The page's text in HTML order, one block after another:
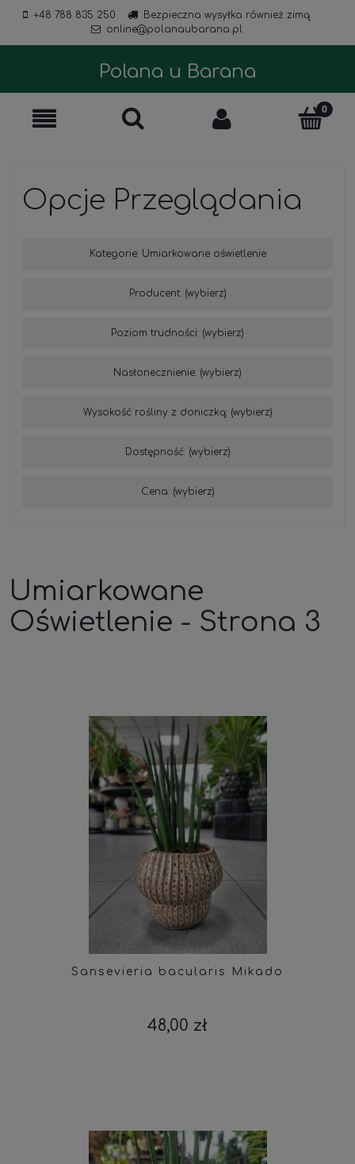
+48 788 835 250
Bezpieczna wysyłka również zimą
online@polanaubarana.pl
Polana u Barana
Opcje Przeglądania
Kategorie: Umiarkowane oświetlenie
Producent: (wybierz)
Poziom trudności: (wybierz)
Nasłonecznienie: (wybierz)
Wysokość rośliny z doniczką: (wybierz)
Dostępność: (wybierz)
Cena: (wybierz)
Umiarkowane
Oświetlenie - Strona 3
Sansevieria bacularis Mikado
48,00 zł